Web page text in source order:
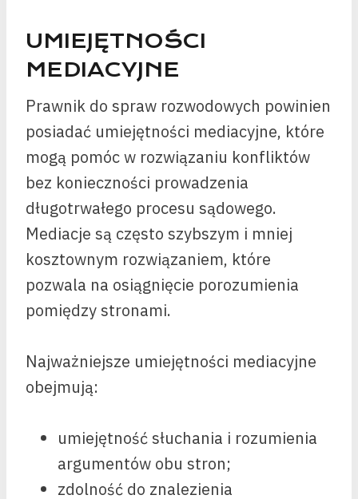
UMIEJĘTNOŚCI
MEDIACYJNE
Prawnik do spraw rozwodowych powinien
posiadać umiejętności mediacyjne, które
mogą pomóc w rozwiązaniu konfliktów
bez konieczności prowadzenia
długotrwałego procesu sądowego.
Mediacje są często szybszym i mniej
kosztownym rozwiązaniem, które
pozwala na osiągnięcie porozumienia
pomiędzy stronami.
Najważniejsze umiejętności mediacyjne
obejmują:
umiejętność słuchania i rozumienia
argumentów obu stron;
zdolność do znalezienia